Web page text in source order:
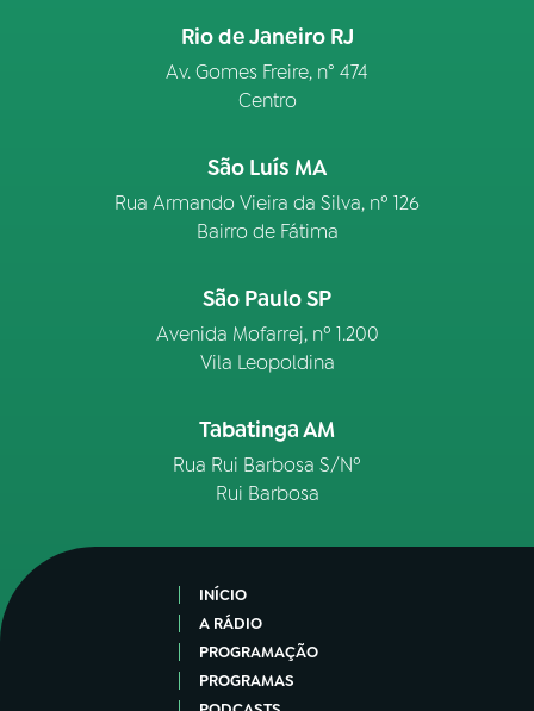
Rio de Janeiro RJ
Av. Gomes Freire, n° 474
Centro
São Luís MA
Rua Armando Vieira da Silva, nº 126
Bairro de Fátima
São Paulo SP
Avenida Mofarrej, nº 1.200
Vila Leopoldina
Tabatinga AM
Rua Rui Barbosa S/Nº
Rui Barbosa
INÍCIO
A RÁDIO
PROGRAMAÇÃO
PROGRAMAS